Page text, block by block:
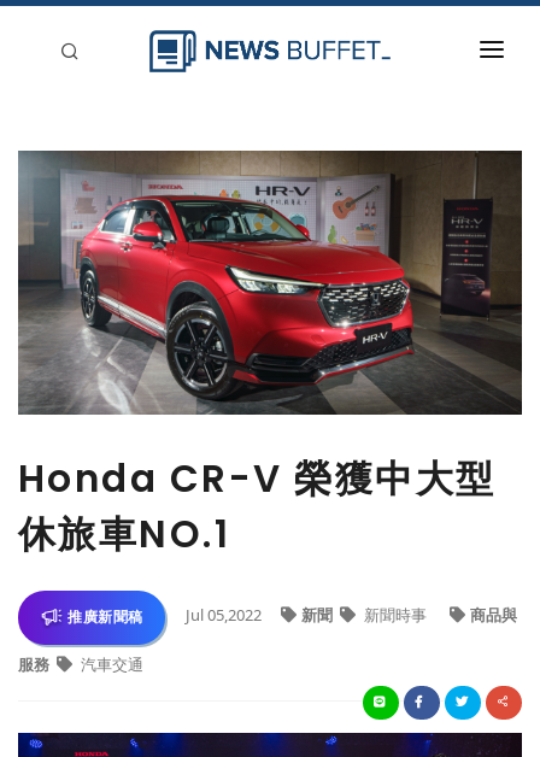
新聞稿分類
登入
刊登
Honda CR-V 榮獲中大型
休旅車NO.1
推廣新聞稿 Jul 05,2022 新聞 新聞時事 商品與
服務 汽車交通